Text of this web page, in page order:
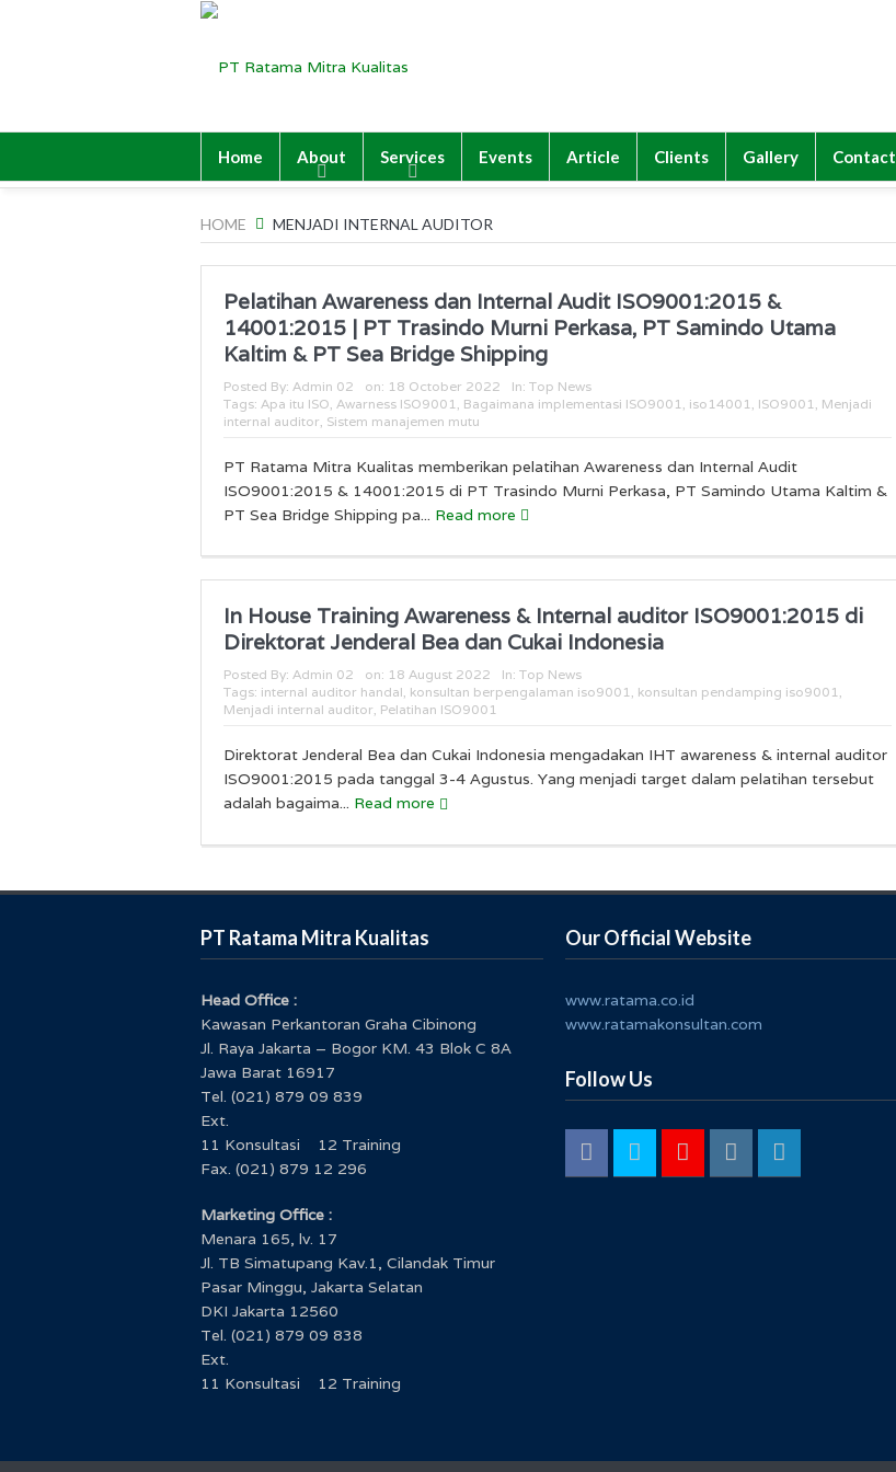
Home About Services Events Article Clients Gallery Contact
HOME MENJADI INTERNAL AUDITOR
Pelatihan Awareness dan Internal Audit ISO9001:2015 &
14001:2015 | PT Trasindo Murni Perkasa, PT Samindo Utama
Kaltim & PT Sea Bridge Shipping
Posted By: Admin 02 on: 18 October 2022 In: Top News
Tags: Apa itu ISO Awarness ISO9001 Bagaimana implementasi ISO9001 iso14001 ISO9001
Menjadi
internal auditor Sistem manajemen mutu
PT Ratama Mitra Kualitas memberikan pelatihan Awareness dan Internal Audit
ISO9001:2015 & 14001:2015 di PT Trasindo Murni Perkasa, PT Samindo Utama Kaltim &
PT Sea Bridge Shipping pa... Read more
In House Training Awareness & Internal auditor ISO9001:2015 di
Direktorat Jenderal Bea dan Cukai Indonesia
Posted By: Admin 02 on: 18 August 2022 In: Top News
Tags: internal auditor handal, konsultan berpengalaman iso9001, konsultan pendamping iso9001,
Menjadi internal auditor, Pelatihan ISO9001
Direktorat Jenderal Bea dan Cukai Indonesia mengadakan IHT awareness & internal auditor
ISO9001:2015 pada tanggal 3-4 Agustus. Yang menjadi target dalam pelatihan tersebut
adalah bagaima... Read more
PT Ratama Mitra Kualitas
Head Office :
Kawasan Perkantoran Graha Cibinong
Jl. Raya Jakarta – Bogor KM. 43 Blok C 8A
Jawa Barat 16917
Tel. (021) 879 09 839
Ext.
11 Konsultasi 12 Training
Fax. (021) 879 12 296
Marketing Office :
Menara 165, lv. 17
Jl. TB Simatupang Kav.1, Cilandak Timur
Pasar Minggu, Jakarta Selatan
DKI Jakarta 12560
Tel. (021) 879 09 838
Ext.
11 Konsultasi 12 Training
Our Official Website
www.ratama.co.id
www.ratamakonsultan.com
Follow Us